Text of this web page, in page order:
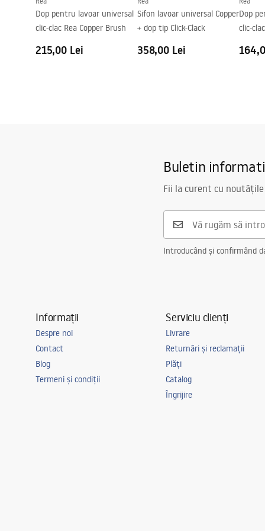
Orificiu pentru preaplin
Da Nu
Dop pentru lavoar universal
clic-clac Rea Copper Brush
215,00 Lei
Sifon lavoar universal Copper
+ dop tip Click-Clack
358,00 Lei
Dop
clic-
Buletin
Fii la curent cu
Introducând și confirmând
Informații
Despre noi
Contact
Blog
Termeni și condiții
Serviciu clienți
Livrare
Returnări și reclamații
Plăți
Catalog
Îngrijire